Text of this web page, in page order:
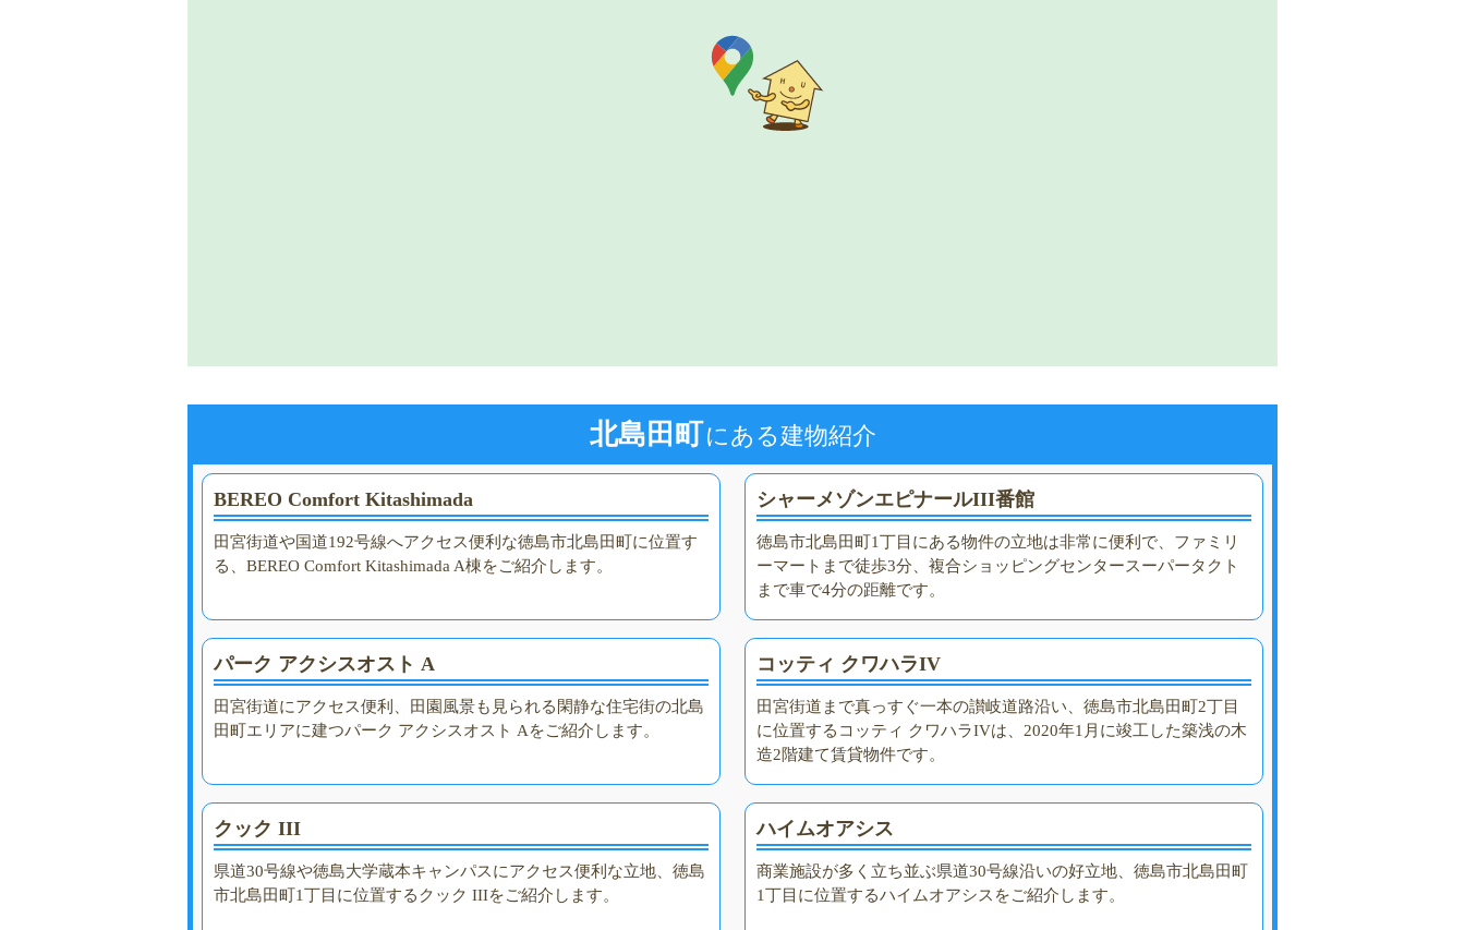
北島田町にある建物紹介
BEREO Comfort Kitashimada
田宮街道や国道192号線へアクセス便利な徳島市北島田町に位置す
る、BEREO Comfort Kitashimada A棟をご紹介します。
シャーメゾンエピナールIII番館
徳島市北島田町1丁目にある物件の立地は非常に便利で、ファミリ
ーマートまで徒歩3分、複合ショッピングセンタースーパータクト
まで車で4分の距離です。
パーク アクシスオスト A
田宮街道にアクセス便利、田園風景も見られる閑静な住宅街の北島
田町エリアに建つパーク アクシスオスト Aをご紹介します。
コッティ クワハラIV
田宮街道まで真っすぐ一本の讃岐道路沿い、徳島市北島田町2丁目
に位置するコッティ クワハラIVは、2020年1月に竣工した築浅の木
造2階建て賃貸物件です。
クック III
県道30号線や徳島大学蔵本キャンパスにアクセス便利な立地、徳島
市北島田町1丁目に位置するクック IIIをご紹介します。
ハイムオアシス
商業施設が多く立ち並ぶ県道30号線沿いの好立地、徳島市北島田町
1丁目に位置するハイムオアシスをご紹介します。